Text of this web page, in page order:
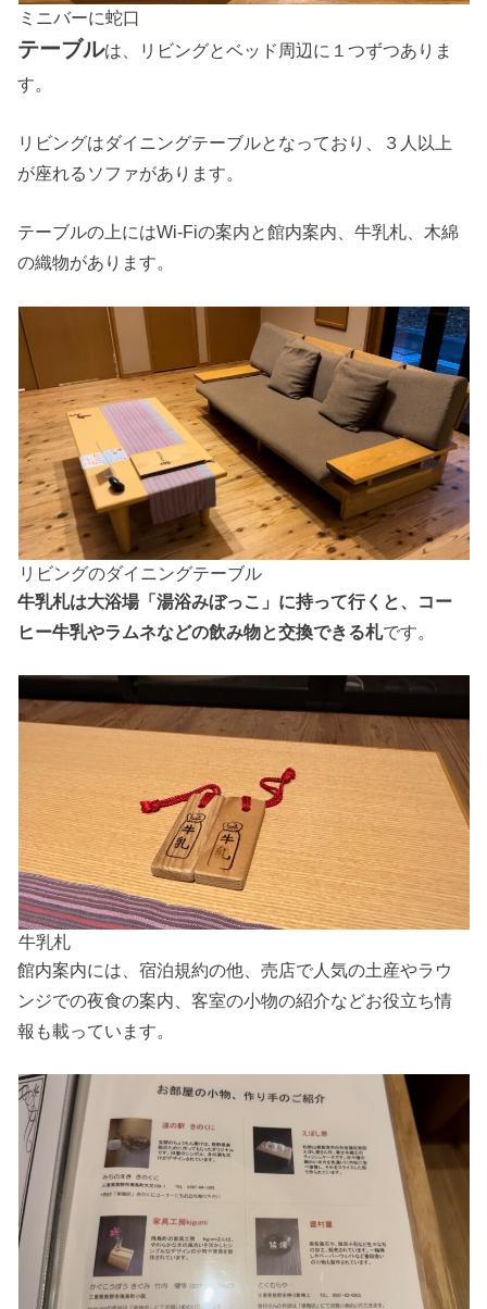
ミニバーに蛇口
テーブルは、リビングとベッド周辺に１つずつありま
す。
リビングはダイニングテーブルとなっており、３人以上
が座れるソファがあります。
テーブルの上にはWi-Fiの案内と館内案内、牛乳札、木綿
の織物があります。
リビングのダイニングテーブル
牛乳札は大浴場「湯浴みぼっこ」に持って行くと、コー
ヒー牛乳やラムネなどの飲み物と交換できる札です。
牛乳札
館内案内には、宿泊規約の他、売店で人気の土産やラウ
ンジでの夜食の案内、客室の小物の紹介などお役立ち情
報も載っています。